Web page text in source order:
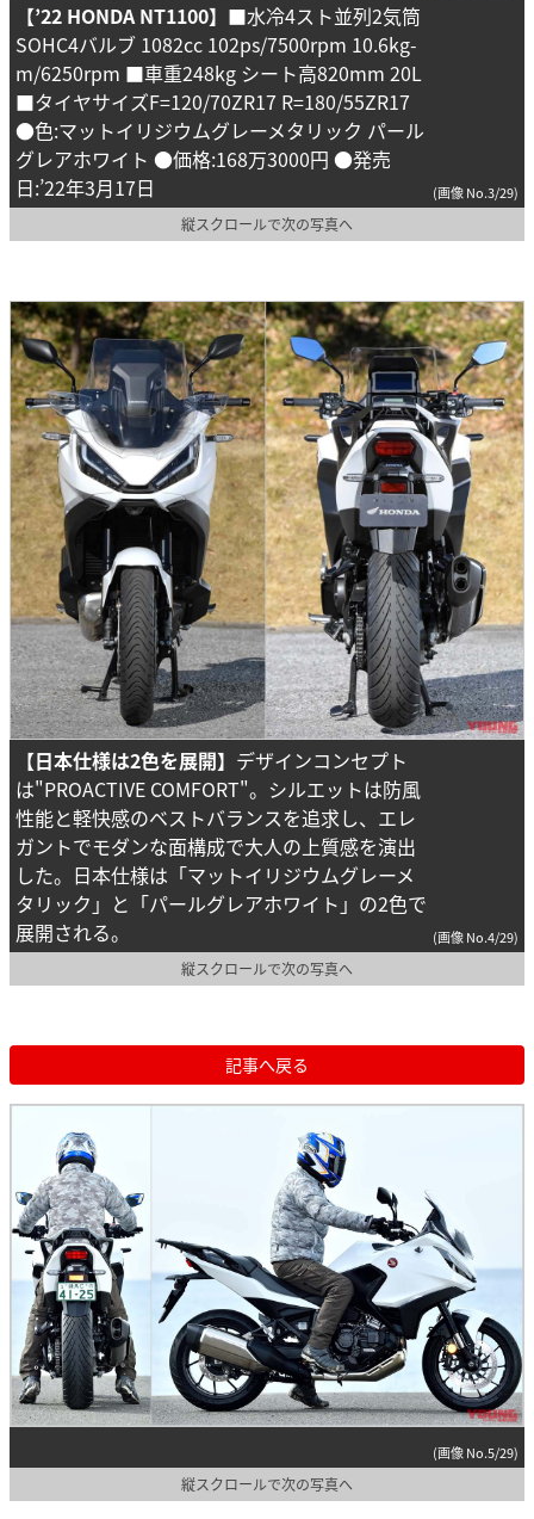
【’22 HONDA NT1100】 ■水冷4スト並列2気筒
SOHC4バルブ 1082cc 102ps/7500rpm 10.6kg-
m/6250rpm ■車重248kg シート高820mm 20L
■タイヤサイズF=120/70ZR17 R=180/55ZR17
●色:マットイリジウムグレーメタリック パール
グレアホワイト ●価格:168万3000円 ●発売
日:’22年3月17日
(画像 No.3/29)
縦スクロールで次の写真へ
【日本仕様は2色を展開】 デザインコンセプト
は"PROACTIVE COMFORT"。シルエットは防風
性能と軽快感のベストバランスを追求し、エレ
ガントでモダンな面構成で大人の上質感を演出
した。日本仕様は「マットイリジウムグレーメ
タリック」と「パールグレアホワイト」の2色で
展開される。
(画像 No.4/29)
縦スクロールで次の写真へ
記事へ戻る
(画像 No.5/29)
縦スクロールで次の写真へ